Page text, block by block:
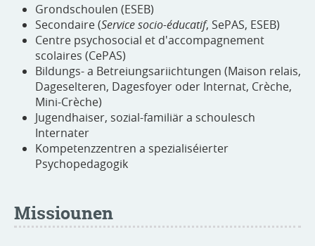
Grondschoulen (ESEB)
Secondaire (Service socio-éducatif, SePAS, ESEB)
Centre psychosocial et d'accompagnement
scolaires (CePAS)
Bildungs- a Betreiungsariichtungen (Maison relais,
Dageselteren, Dagesfoyer oder Internat, Crèche,
Mini-Crèche)
Jugendhaiser, sozial-familiär a schoulesch
Internater
Kompetenzzentren a spezialiséierter
Psychopedagogik
Missiounen